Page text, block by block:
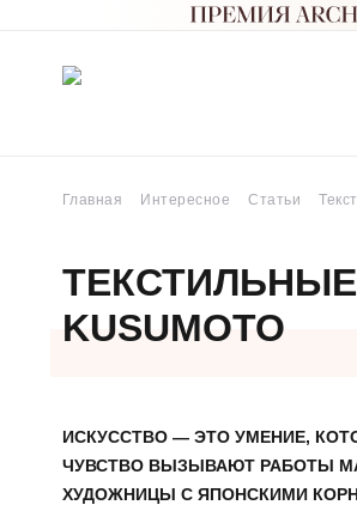
Главная Интересное Статьи
ТЕКСТИЛЬНЫЕ
KUSUMOTO
ИСКУССТВО — ЭТО УМЕНИЕ,
ЧУВСТВО ВЫЗЫВАЮТ РАБОТЫ
ХУДОЖНИЦЫ С ЯПОНСКИМИ